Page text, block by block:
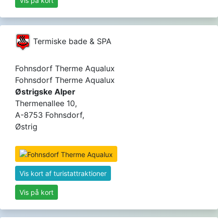
Termiske bade & SPA
Fohnsdorf Therme Aqualux
Fohnsdorf Therme Aqualux
Østrigske Alper
Thermenallee 10,
A-8753 Fohnsdorf,
Østrig
Vis kort af turistattraktioner
Vis på kort